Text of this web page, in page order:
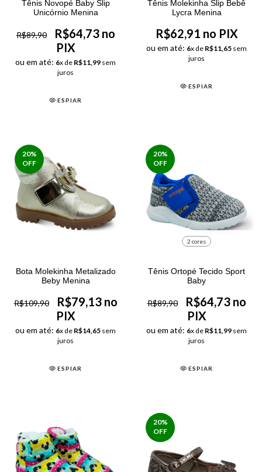
Tênis Novopé Baby Slip
Unicórnio Menina
R$89,90
R$64,73 no
PIX
ou em até: 6x de R$11,99 sem
juros
ESPIAR
Tênis Molekinha Slip Bebê
Lycra Menina
R$62,91 no PIX
ou em até: 6x de R$11,65 sem
juros
ESPIAR
20%
OFF
Bota Molekinha Metalizado
Beby Menina
R$109,90
R$79,13 no
PIX
ou em até: 6x de R$14,65 sem
juros
ESPIAR
20%
OFF
2 cores
Tênis Ortopé Tecido Sport
Baby
R$89,90
R$64,73 no
PIX
ou em até: 6x de R$11,99 sem
juros
ESPIAR
20%
OFF